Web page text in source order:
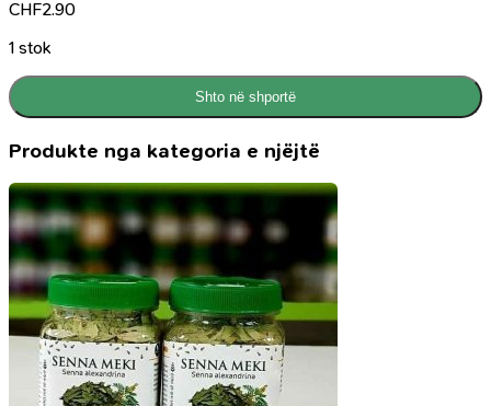
CHF2.90
1 stok
Shto në shportë
Produkte nga kategoria e njëjtë